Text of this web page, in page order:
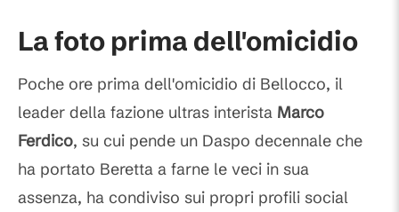
La foto prima dell'omicidio
Poche ore prima dell'omicidio di Bellocco, il
leader della fazione ultras interista Marco
Ferdico, su cui pende un Daspo decennale che
ha portato Beretta a farne le veci in sua
assenza, ha condiviso sui propri profili social